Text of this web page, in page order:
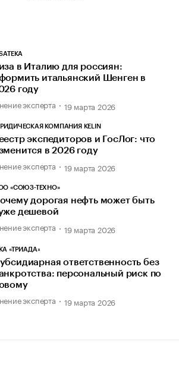
в Италию для россиян:
итальянский Шенген в
году
эксперта 19 марта 2026
КОМПАНИЯ KELIN
экспедиторов и ГосЛог: что
в 2026 году
эксперта 19 марта 2026
«СОЮЗ-ТЕХНО»
дорогая нефть может быть
дешевой
эксперта 19 марта 2026
«ТРИАДА»
ответственность без
персональный риск по
эксперта 19 марта 2026